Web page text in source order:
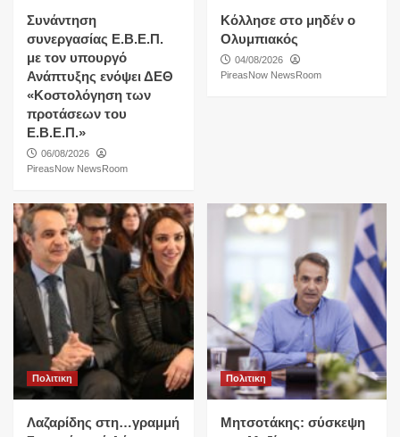
Συνάντηση
συνεργασίας Ε.Β.Ε.Π.
με τον υπουργό
Ανάπτυξης ενόψει ΔΕΘ
«Κοστολόγηση των
προτάσεων του
Ε.Β.Ε.Π.»
06/08/2026
PireasNow NewsRoom
Κόλλησε στο μηδέν ο
Ολυμπιακός
04/08/2026
PireasNow NewsRoom
Πολιτικη
Λαζαρίδης στη…γραμμή
Πολιτικη
Μητσοτάκης: σύσκεψη